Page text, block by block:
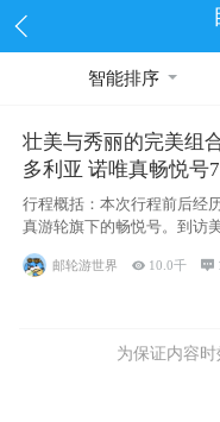
智能排序
壮美与秀丽的完美组
多利亚 诺唯真畅悦号
行程概括：本次行程前后经
真游轮旗下的畅悦号。到访
个州/省：美国华盛顿州
邮轮游世界  10.0千 
为保证内容